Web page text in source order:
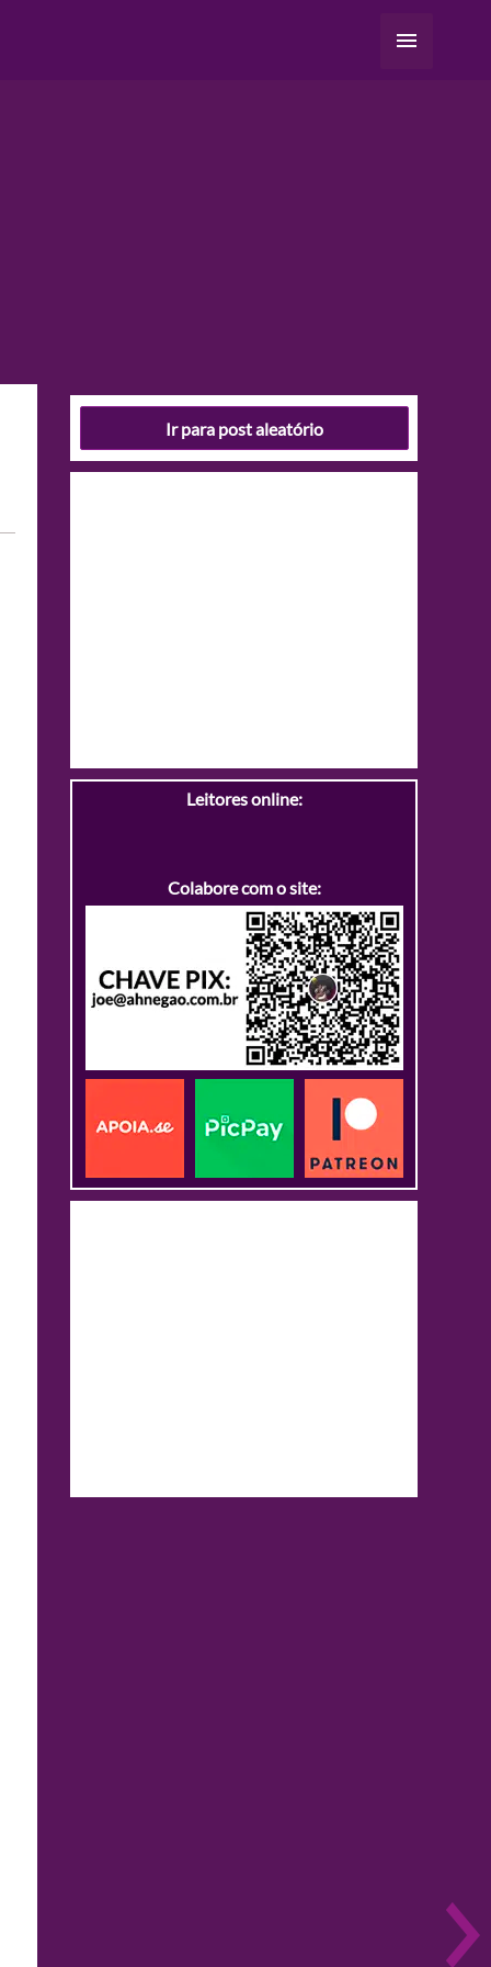
Menu
Ir para post aleatório
Leitores online:
Colabore com o site: